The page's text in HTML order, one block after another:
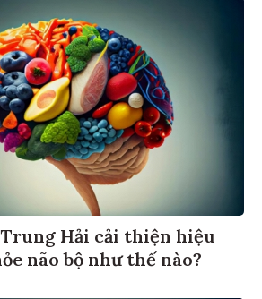
Hải cải thiện hiệu
não bộ như thế nào?